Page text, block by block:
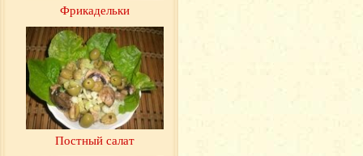
Фрикадельки
Постный салат